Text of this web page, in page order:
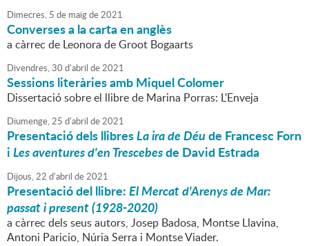
Dimecres, 5 de maigde2021
Converses a la carta en anglès
a càrrec de Leonora de Groot Bogaarts
Divendres,30 d'abril de2021
Sessions literàries amb Miquel Colomer
Dissertació sobre el llibre de Marina Porras: L'Enveja
Diumenge,25 d'abril de2021
Presentació dels llibresLa ira de Déude Francesc Forn
iLes aventures d'en Trescebesde David Estrada
Dijous,22 d'abril de2021
Presentació del llibre:El Mercat d'Arenys de Mar:
passat i present (1928-2020)
a càrrec dels seus autors, Josep Badosa, Montse Llavina,
Antoni Paricio, Núria Serra i Montse Viader.